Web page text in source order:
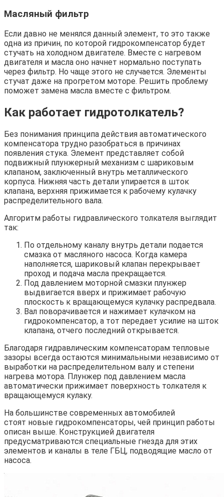
Масляный фильтр
Если давно не менялся данный элемент, то это также
одна из причин, по которой гидрокомпенсатор будет
стучать на холодном двигателе. Вместе с нагревом
двигателя и масла оно начнет нормально поступать
через фильтр. Но чаще этого не случается. Элементы
стучат даже на прогретом моторе. Решить проблему
поможет замена масла вместе с фильтром.
Как работает гидротолкатель?
Без понимания принципа действия автоматического
компенсатора трудно разобраться в причинах
появления стука. Элемент представляет собой
подвижный плунжерный механизм с шариковым
клапаном, заключенный внутрь металлического
корпуса. Нижняя часть детали упирается в шток
клапана, верхняя прижимается к рабочему кулачку
распределительного вала.
Алгоритм работы гидравлического толкателя выглядит
так:
По отдельному каналу внутрь детали подается
смазка от масляного насоса. Когда камера
наполняется, шариковый клапан перекрывает
проход и подача масла прекращается.
Под давлением моторной смазки плунжер
выдвигается вверх и прижимает рабочую
плоскость к вращающемуся кулачку распредвала.
Вал поворачивается и нажимает кулачком на
гидрокомпенсатор, а тот передает усилие на шток
клапана, отчего последний открывается.
Благодаря гидравлическим компенсаторам тепловые
зазоры всегда остаются минимальными независимо от
выработки на распределительном валу и степени
нагрева мотора. Плунжер под давлением масла
автоматически прижимает поверхность толкателя к
вращающемуся кулаку.
На большинстве современных автомобилей
стоят новые гидрокомпенсаторы, чей принцип работы
описан выше. Конструкцией двигателя
предусматриваются специальные гнезда для этих
элементов и каналы в теле ГБЦ, подводящие масло от
насоса.